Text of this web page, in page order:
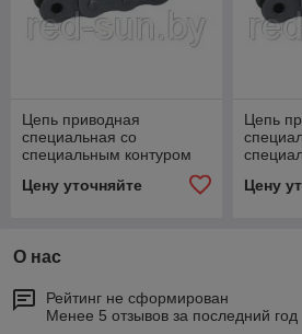
Цепь приводная
специальная со
специальным контуром
пластин WSA-1,WSA-2 и
WSK-1, WSK-2 DIN/ISO 85
Цену уточняйте
Цепь
WSK-1,
Цену
О нас
Рейтинг не сформирован
Менее 5 отзывов за последний год